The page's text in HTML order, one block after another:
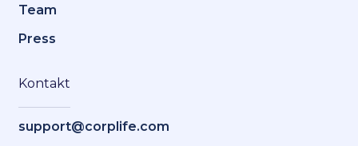
Team
Press
Kontakt
support@corplife.com